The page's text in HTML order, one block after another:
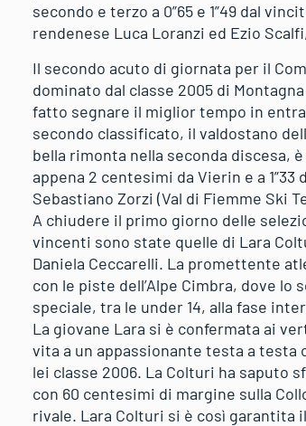
secondo e terzo a 0”65 e 1”49 dal
rendenese Luca Loranzi ed Ezio
Il secondo acuto di giornata per il
dominato dal classe 2005 di
fatto segnare il miglior tempo in
secondo classificato, il valdostano
bella rimonta nella seconda discesa,
appena 2 centesimi da Vierin e a
Sebastiano Zorzi (Val di Fiemme Ski
A chiudere il primo giorno delle
vincenti sono state quelle di Lara
Daniela Ceccarelli. La promettente
con le piste dell’Alpe Cimbra, dove lo
speciale, tra le under 14, alla fase
La giovane Lara si è confermata ai
vita a un appassionante testa a testa
lei classe 2006. La Colturi ha saputo
con 60 centesimi di margine sulla
rivale. Lara Colturi si è così garantita